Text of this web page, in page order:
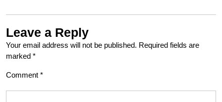
Leave a Reply
Your email address will not be published. Required fields are
marked *
Comment *